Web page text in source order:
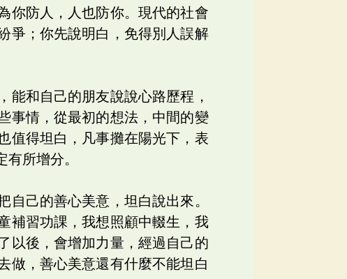
你防人，人也防你。現代的社會
爭；你先說明白，免得別人誤解
能和自己的朋友說說心路歷程，
事情，從最初的想法，中間的變
值得坦白，凡事攤在陽光下，表
所增分。
己的善心美意，坦白說出來。
補習功課，我想照顧中輟生，我
以後，會增加力量，經過自己的
做，善心美意還有什麼不能坦白